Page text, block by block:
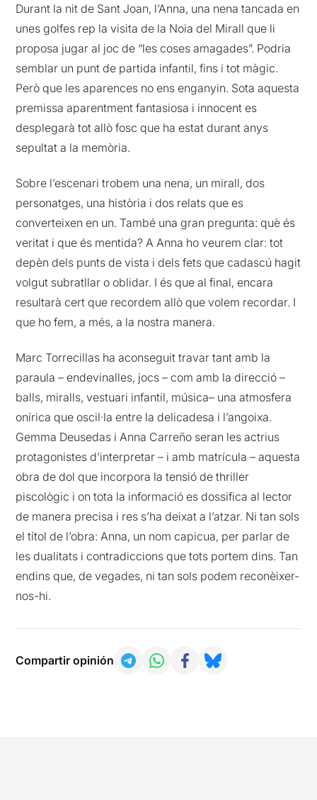
Durant la nit de Sant Joan, l’Anna, una nena tancada en
unes golfes rep la visita de la Noia del Mirall que li
proposa jugar al joc de “les coses amagades”. Podria
semblar un punt de partida infantil, fins i tot màgic.
Però que les aparences no ens enganyin. Sota aquesta
premissa aparentment fantasiosa i innocent es
desplegarà tot allò fosc que ha estat durant anys
sepultat a la memòria.
Sobre l’escenari trobem una nena, un mirall, dos
personatges, una història i dos relats que es
converteixen en un. També una gran pregunta: què és
veritat i que és mentida? A Anna ho veurem clar: tot
depèn dels punts de vista i dels fets que cadascú hagit
volgut subratllar o oblidar. I és que al final, encara
resultarà cert que recordem allò que volem recordar. I
que ho fem, a més, a la nostra manera.
Marc Torrecillas ha aconseguit travar tant amb la
paraula – endevinalles, jocs – com amb la direcció –
balls, miralls, vestuari infantil, música– una atmosfera
onírica que oscil·la entre la delicadesa i l’angoixa.
Gemma Deusedas i Anna Carreño seran les actrius
protagonistes d’interpretar – i amb matrícula – aquesta
obra de dol que incorpora la tensió de thriller
piscològic i on tota la informació es dossifica al lector
de manera precisa i res s’ha deixat a l’atzar. Ni tan sols
el títol de l’obra: Anna, un nom capicua, per parlar de
les dualitats i contradiccions que tots portem dins. Tan
endins que, de vegades, ni tan sols podem reconèixer-
nos-hi.
Compartir opinión